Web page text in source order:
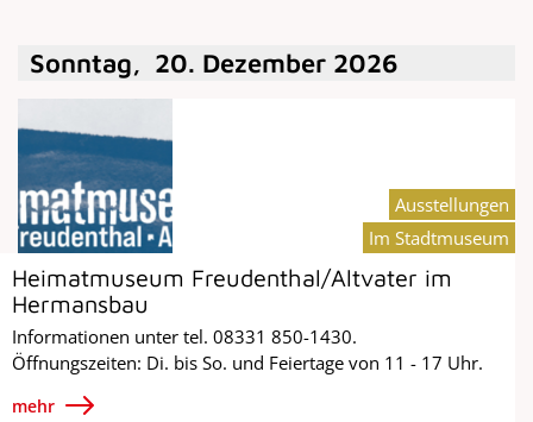
Sonntag, 20. Dezember 2026
Heimatmuseum Freudenthal/Altvater im
Hermansbau
Informationen unter tel. 08331 850-1430.
Öffnungszeiten: Di. bis So. und Feiertage von 11 - 17 Uhr.
mehr
Ausstellungen
Im Stadtmuseum